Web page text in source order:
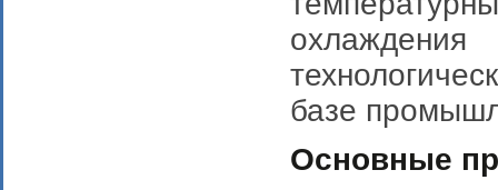
охлаждения
базе
Основные